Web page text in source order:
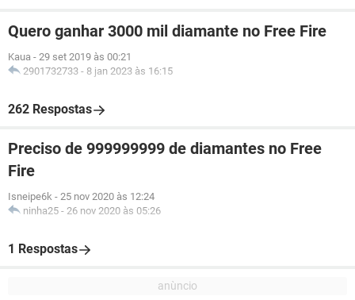
Quero ganhar 3000 mil diamante no Free Fire
Kaua - 29 set 2019 às 00:21
2901732733 - 8 jan 2023 às 16:15
262 Respostas
Preciso de 999999999 de diamantes no Free
Fire
Isneipe6k - 25 nov 2020 às 12:24
ninha25 - 26 nov 2020 às 05:26
1 Respostas